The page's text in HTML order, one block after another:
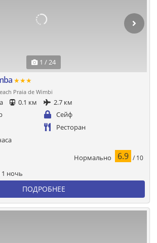
1 / 24
★★★
Praia de Wimbi
0.1 км
2.7 км
Сейф
Ресторан
Нормально 6.9 / 10
1 ночь
ПОДРОБНЕЕ